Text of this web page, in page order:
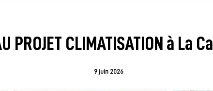
PROJET CLIMATISATION à La
9 juin 2026